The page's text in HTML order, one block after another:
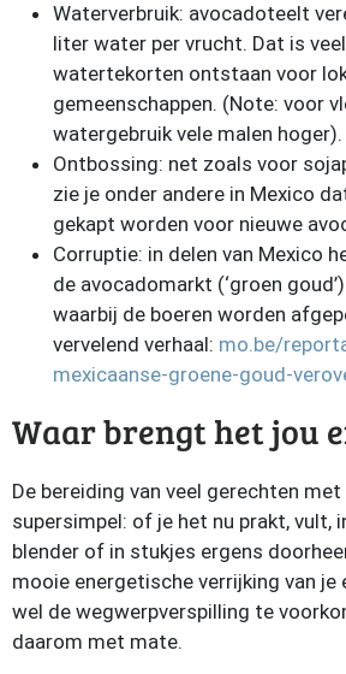
Waterverbruik: avocadoteelt
liter water per vrucht. Dat is
watertekorten ontstaan voor
gemeenschappen. (Note: voor
watergebruik vele malen hoger).
Ontbossing: net zoals voor
zie je onder andere in Mexico
gekapt worden voor nieuwe
Corruptie: in delen van Mexico
de avocadomarkt (‘groen
waarbij de boeren worden
vervelend verhaal: mo.be/
mexicaanse-groene-goud-
Waar brengt het jou
De bereiding van veel gerechten
supersimpel: of je het nu prakt, vult,
blender of in stukjes ergens
mooie energetische verrijking van je
wel de wegwerpverspilling te
daarom met mate.